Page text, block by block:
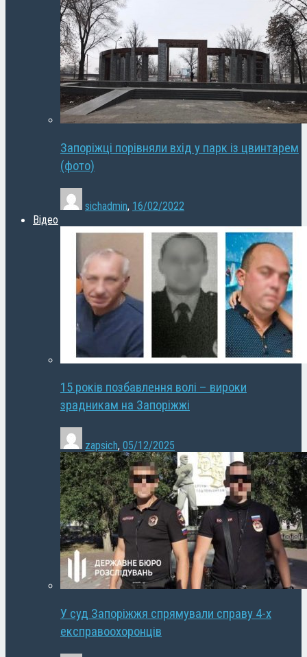
Запоріжці порівняли вхід у парк із цвинтарем
(фото)
sichadmin, 16/02/2022
Відео
15 років позбавлення волі – вироки
зрадникам на Запоріжжі
zapsich, 05/12/2025
У суд Запоріжжя спрямували справу 4-х
експравоохоронців